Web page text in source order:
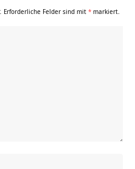
Erforderliche Felder sind mit * markiert.